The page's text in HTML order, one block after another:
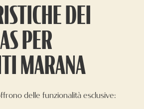
DEI
PER
MARANA
delle funzionalità esclusive: